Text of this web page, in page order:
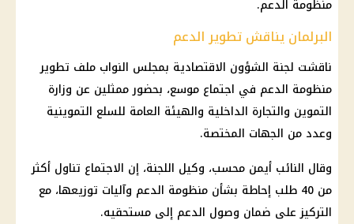
منظومة الدعم.
البرلمان يناقش تطوير الدعم
ناقشت لجنة الشؤون الاقتصادية بمجلس النواب ملف تطوير
منظومة الدعم في اجتماع موسع، بحضور ممثلين عن وزارة
التموين والتجارة الداخلية والهيئة العامة للسلع التموينية
وعدد من الجهات المختصة.
وقال النائب أيمن محسب، وكيل اللجنة، إن الاجتماع تناول أكثر
من 40 طلب إحاطة بشأن
منظومة الدعم وآليات توزيعها، مع
التركيز على ضمان وصول الدعم إلى مستحقيه.